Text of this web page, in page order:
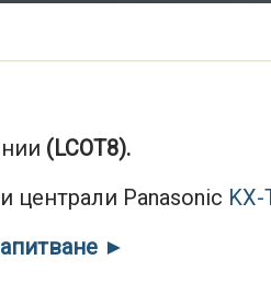
(LCOT8).
централи Panasonic KX-
►